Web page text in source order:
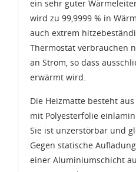
ein sehr guter
wird zu 99,9999 % in
auch extrem
Thermostat verbrauchen
an Strom, so dass
erwärmt wird.
Die Heizmatte besteht
mit Polyesterfolie
Sie ist unzerstörbar und
Gegen statische
einer Aluminiumschicht